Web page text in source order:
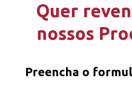
Quer
nossos
Preencha o